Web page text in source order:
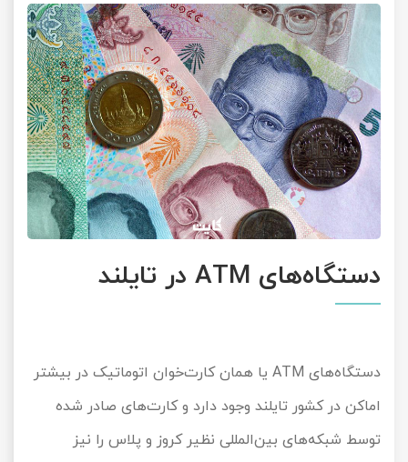
دستگاه‌های ATM در تایلند
دستگاه‌های ATM یا همان کارت‌خوان اتوماتیک در بیشتر
اماکن در کشور تایلند وجود دارد و کارت‌های صادر شده
توسط شبکه‌های بین‌المللی نظیر کروز و پلاس را نیز